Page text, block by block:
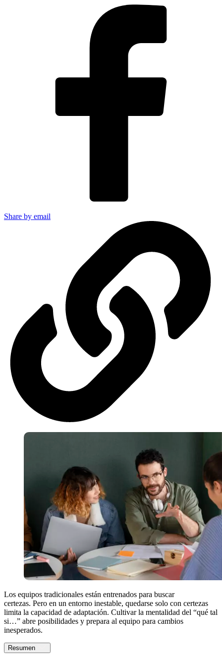
Share by email
Los equipos tradicionales están entrenados para buscar
certezas. Pero en un entorno inestable, quedarse solo con certezas
limita la capacidad de adaptación. Cultivar la mentalidad del “qué tal
si…” abre posibilidades y prepara al equipo para cambios
inesperados.
Resumen